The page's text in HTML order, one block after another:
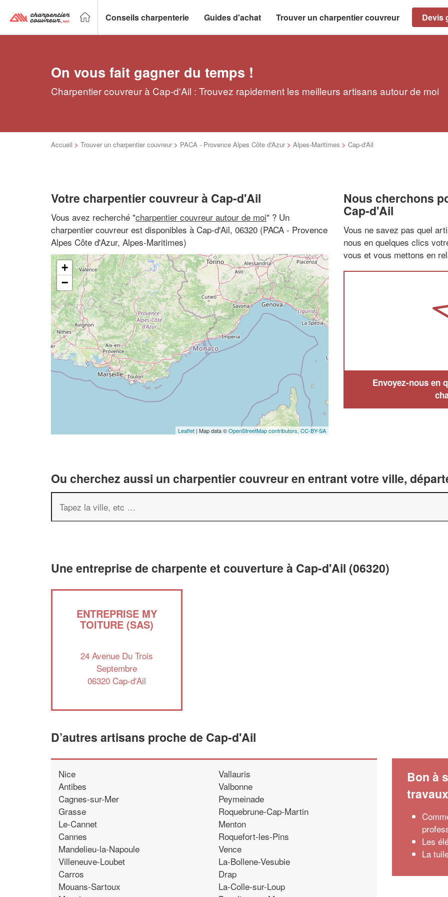
Conseils charpenterie Guides d'achat Trouver un charpentier couvreur Devis
On vous fait gagner du temps !
Charpentier couvreur à Cap-d'Ail : Trouvez rapidement les meilleurs artisans autour de moi
Accueil > Trouver un charpentier couvreur > PACA - Provence Alpes Côte d'Azur > Alpes-Maritimes > Cap-d'Ail
Votre charpentier couvreur à Cap-d'Ail
Vous avez recherché "charpentier couvreur autour de moi" ? Un
charpentier couvreur est disponibles à Cap-d'Ail, 06320 (PACA - Provence
Alpes Côte d'Azur, Alpes-Maritimes)
+
−
Leaflet | Map data ©OpenStreetMap contributors, CC-BY-SA
Nous cherchons
Cap-d'Ail
Vous ne savez pas quel
nous en quelques clics
vous et vous mettons en
Envoyez-nous en
Ou cherchez aussi un charpentier couvreur en entrant votre ville,
Une entreprise de charpente et couverture à Cap-d'Ail (06320)
ENTREPRISE MY
TOITURE (SAS)
24 Avenue Du Trois
Septembre
06320 Cap-d'Ail
D’autres artisans proche de Cap-d'Ail
Nice
Antibes
Cagnes-sur-Mer
Grasse
Le-Cannet
Cannes
Mandelieu-la-Napoule
Villeneuve-Loubet
Carros
Mouans-Sartoux
Vallauris
Valbonne
Peymeinade
Roquebrune-Cap-Martin
Menton
Roquefort-les-Pins
Vence
La-Bollene-Vesubie
Drap
La-Colle-sur-Loup
Bon à
travaux
Les
La